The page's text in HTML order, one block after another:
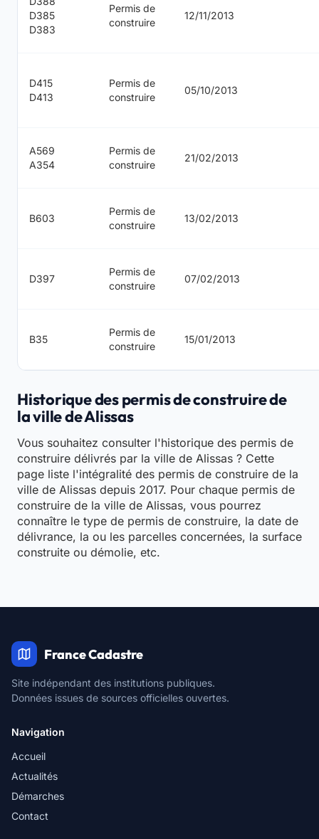
D385
D383
Permis de
construire
12/11/2013
D415
D413
Permis de
construire
05/10/2013
A569
A354
Permis de
construire
21/02/2013
B603
Permis de
construire
13/02/2013
D397
Permis de
construire
07/02/2013
B35
Permis de
construire
15/01/2013
Historique des permis de construire de
la ville de Alissas
Vous souhaitez consulter l'historique des permis de
construire délivrés par la ville de Alissas ? Cette
page liste l'intégralité des permis de construire de la
ville de Alissas depuis 2017. Pour chaque permis de
construire de la ville de Alissas, vous pourrez
connaître le type de permis de construire, la date de
délivrance, la ou les parcelles concernées, la surface
construite ou démolie, etc.
France Cadastre
Site indépendant des institutions publiques.
Données issues de sources officielles ouvertes.
Navigation
Accueil
Actualités
Démarches
Contact